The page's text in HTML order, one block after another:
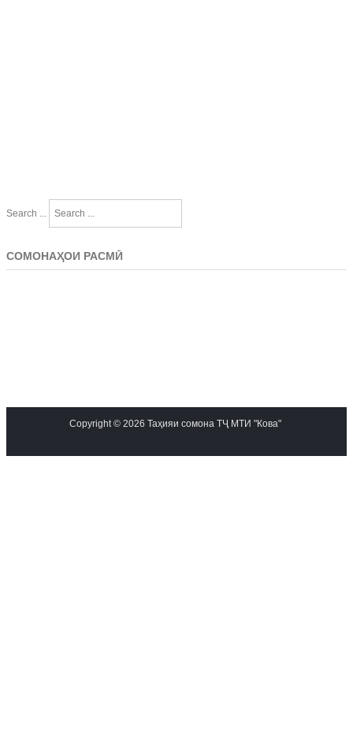
Search ...
СОМОНАҲОИ РАСМӢ
Copyright © 2026 Таҳияи сомона ТҶ МТИ "Кова"